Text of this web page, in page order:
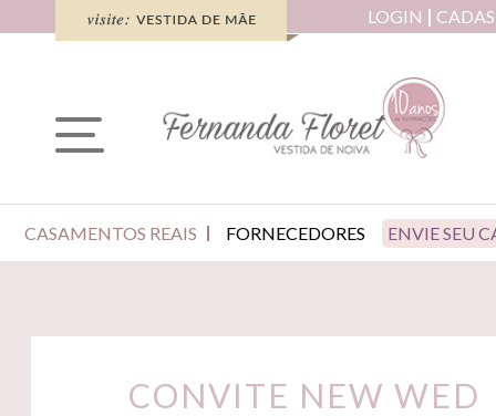
LOGIN
CASAMENTOS REAIS FORNECEDORES ENVIE SEU
CONVITE NEW WED